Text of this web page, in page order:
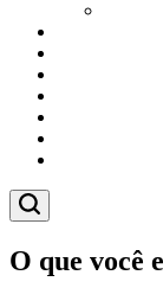
O que você